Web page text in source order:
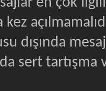
dışında
sert